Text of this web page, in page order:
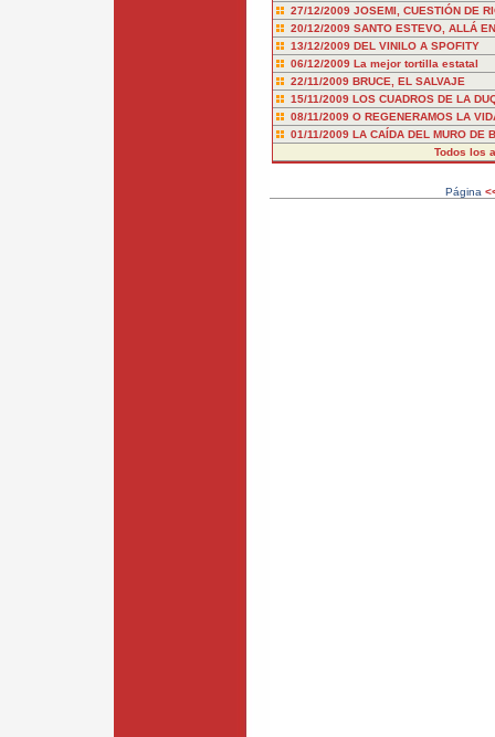
27/12/2009 JOSEMI, CUESTIÓN DE
20/12/2009 SANTO ESTEVO, ALLÁ
13/12/2009 DEL VINILO A SPOFITY
06/12/2009 La mejor tortilla estatal
22/11/2009 BRUCE, EL SALVAJE
15/11/2009 LOS CUADROS DE LA
08/11/2009 O REGENERAMOS LA
01/11/2009 LA CAÍDA DEL MURO DE
Todos los
Página